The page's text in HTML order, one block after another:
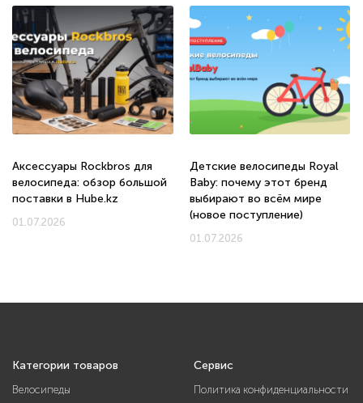
Аксессуары Rockbros для
велосипеда: обзор большой
поставки в Hube.kz
01.07.2026
Детские велосипеды Royal
Baby: почему этот бренд
выбирают во всём мире
(новое поступление)
01.07.2026
Категории товаров
Велосипеды
Сервис
Политика конфиденциальности